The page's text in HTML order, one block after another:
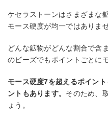
ケセラストーンはさまざまな
モース硬度が均一ではありませ
どんな鉱物がどんな割合で含
のビーズでもポイントごとに
モース硬度7を超えるポイン
ントもあります。 そのため、
ょう。